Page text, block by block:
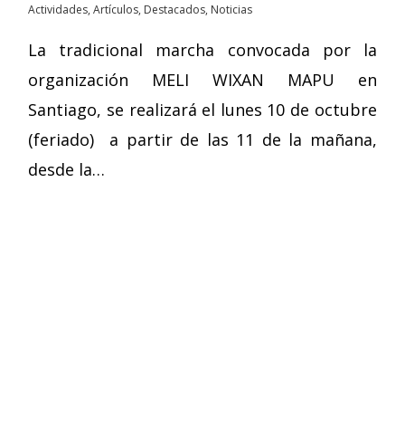
Actividades,Artículos, Destacados, Noticias
La tradicional marcha convocada por la
organización MELI WIXAN MAPU en
Santiago, se realizará el lunes 10 de octubre
(feriado) a partir de las 11 de la mañana,
desde la…